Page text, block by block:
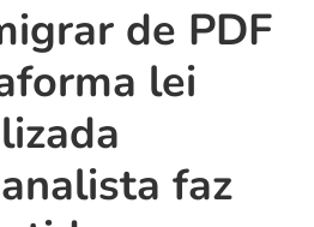
de PDF
lei
faz